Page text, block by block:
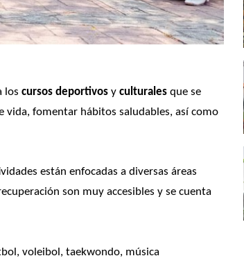
los cursos deportivos y culturales que se
vida, fomentar hábitos saludables, así como
están enfocadas a diversas áreas
son muy accesibles y se cuenta
voleibol, taekwondo, música